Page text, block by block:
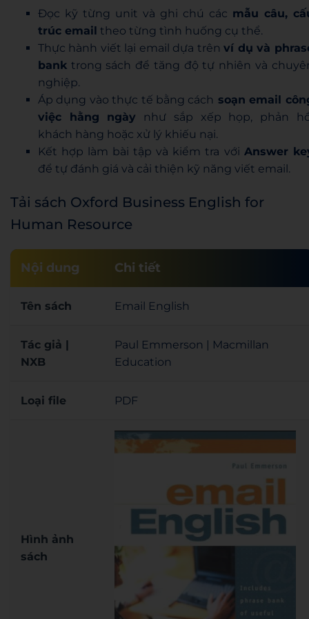
Đọc kỹ từng unit và ghi chú các mẫu câu,
trúc email theo từng tình huống cụ thể.
Thực hành viết lại email dựa trênví dụ và
bank trong sách để tăng độ tự nhiên và
nghiệp.
Áp dụng vào thực tế bằng cách soạn email
việc hằng ngày như sắp xếp họp, phản
khách hàng hoặc xử lý khiếu nại.
Kết hợp làm bài tập và kiểm tra với Answer
để tự đánh giá và cải thiện kỹ năng viết email.
Tải sách Oxford Business English for
Human Resource
Nội dung Chi tiết
Tên sách Email English
Tác giả |
NXB
Paul Emmerson | Macmillan
Education
Loại file PDF
Hình ảnh
sách